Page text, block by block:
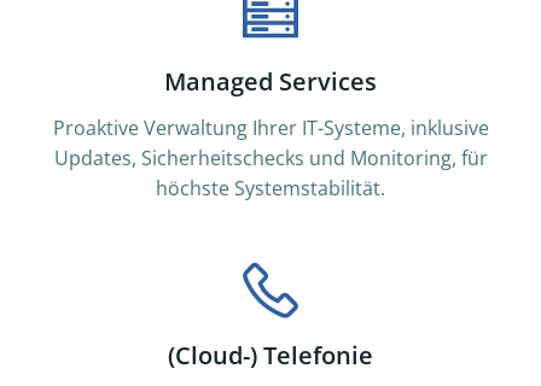
Managed Services
Proaktive Verwaltung Ihrer IT-Systeme, inklusive
Updates, Sicherheitschecks und Monitoring, für
höchste Systemstabilität.
(Cloud-) Telefonie